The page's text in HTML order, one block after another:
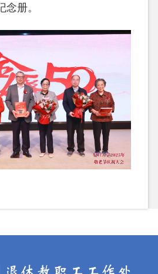
册。